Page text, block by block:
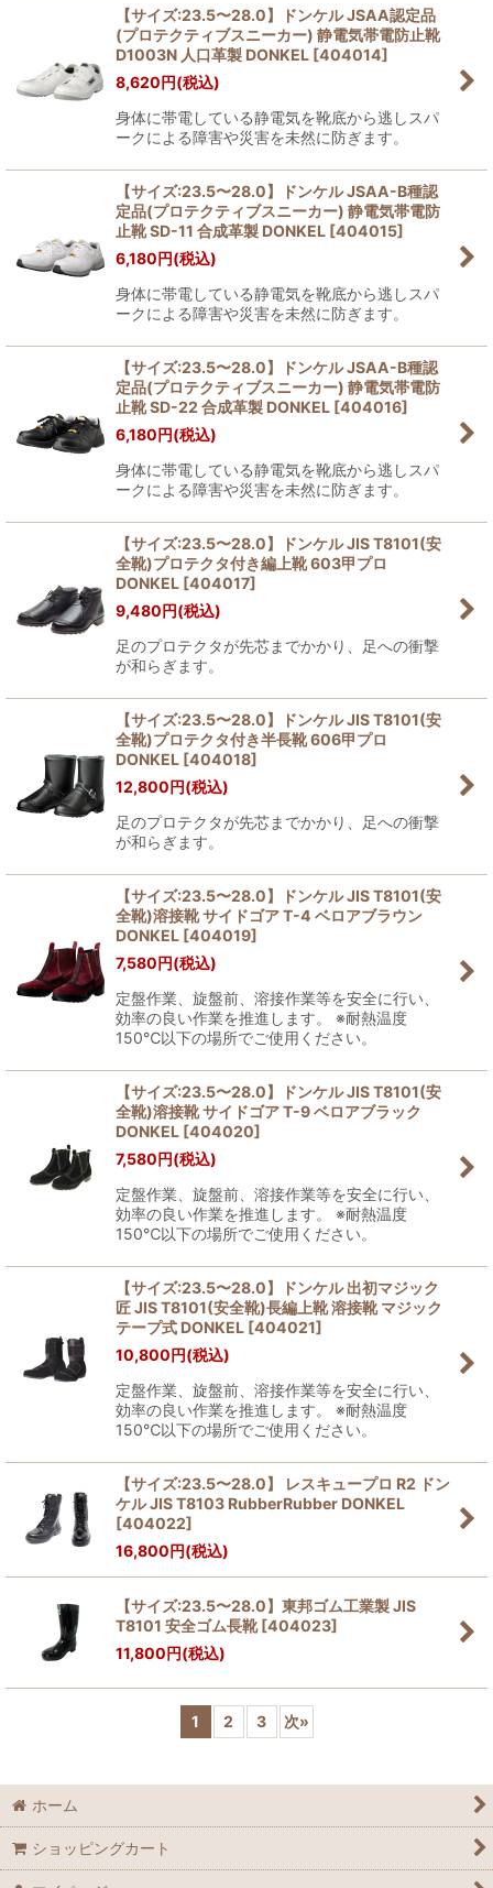
【サイズ:23.5〜28.0】ドンケル JSAA認定品
(プロテクティブスニーカー) 静電気帯電防止靴
D1003N 人口革製 DONKEL [404014]
8,620円(税込)
身体に帯電している静電気を靴底から逃しスパ
ークによる障害や災害を未然に防ぎます。
【サイズ:23.5〜28.0】ドンケル JSAA-B種認
定品(プロテクティブスニーカー) 静電気帯電防
止靴 SD-11 合成革製 DONKEL [404015]
6,180円(税込)
身体に帯電している静電気を靴底から逃しスパ
ークによる障害や災害を未然に防ぎます。
【サイズ:23.5〜28.0】ドンケル JSAA-B種認
定品(プロテクティブスニーカー) 静電気帯電防
止靴 SD-22 合成革製 DONKEL [404016]
6,180円(税込)
身体に帯電している静電気を靴底から逃しスパ
ークによる障害や災害を未然に防ぎます。
【サイズ:23.5〜28.0】ドンケル JIS T8101(安
全靴)プロテクタ付き編上靴 603甲プロ
DONKEL [404017]
9,480円(税込)
足のプロテクタが先芯までかかり、足への衝撃
が和らぎます。
【サイズ:23.5〜28.0】ドンケル JIS T8101(安
全靴)プロテクタ付き半長靴 606甲プロ
DONKEL [404018]
12,800円(税込)
足のプロテクタが先芯までかかり、足への衝撃
が和らぎます。
【サイズ:23.5〜28.0】ドンケル JIS T8101(安
全靴)溶接靴 サイドゴア T-4 ベロアブラウン
DONKEL [404019]
7,580円(税込)
定盤作業、旋盤前、溶接作業等を安全に行い、
効率の良い作業を推進します。 ※耐熱温度
150℃以下の場所でご使用ください。
【サイズ:23.5〜28.0】ドンケル JIS T8101(安
全靴)溶接靴 サイドゴア T-9 ベロアブラック
DONKEL [404020]
7,580円(税込)
定盤作業、旋盤前、溶接作業等を安全に行い、
効率の良い作業を推進します。 ※耐熱温度
150℃以下の場所でご使用ください。
【サイズ:23.5〜28.0】ドンケル 出初マジック
匠 JIS T8101(安全靴)長編上靴 溶接靴 マジック
テープ式 DONKEL [404021]
10,800円(税込)
定盤作業、旋盤前、溶接作業等を安全に行い、
効率の良い作業を推進します。 ※耐熱温度
150℃以下の場所でご使用ください。
【サイズ:23.5〜28.0】 レスキュープロ R2 ドン
ケル JIS T8103 RubberRubber DONKEL
[404022]
16,800円(税込)
【サイズ:23.5〜28.0】東邦ゴム工業製 JIS
T8101 安全ゴム長靴 [404023]
11,800円(税込)
1 2 3 次»
ホーム
ショッピングカート